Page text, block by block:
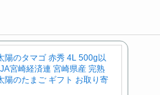
陽のタマゴ 赤秀 4L 500g以
宮崎経済連 宮崎県産 完熟
陽のたまご ギフト お取り寄